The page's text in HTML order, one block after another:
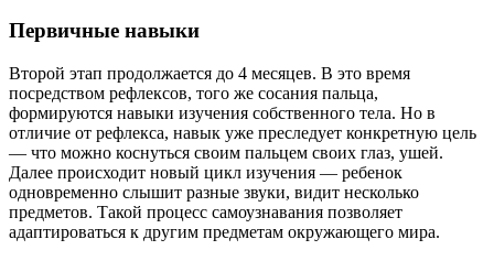
Первичные навыки
Второй этап продолжается до 4 месяцев. В это время
посредством рефлексов, того же сосания пальца,
формируются навыки изучения собственного тела. Но в
отличие от рефлекса, навык уже преследует конкретную цель
— что можно коснуться своим пальцем своих глаз, ушей.
Далее происходит новый цикл изучения — ребенок
одновременно слышит разные звуки, видит несколько
предметов. Такой процесс самоузнавания позволяет
адаптироваться к другим предметам окружающего мира.